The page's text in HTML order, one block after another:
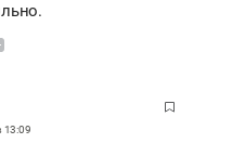
13:09